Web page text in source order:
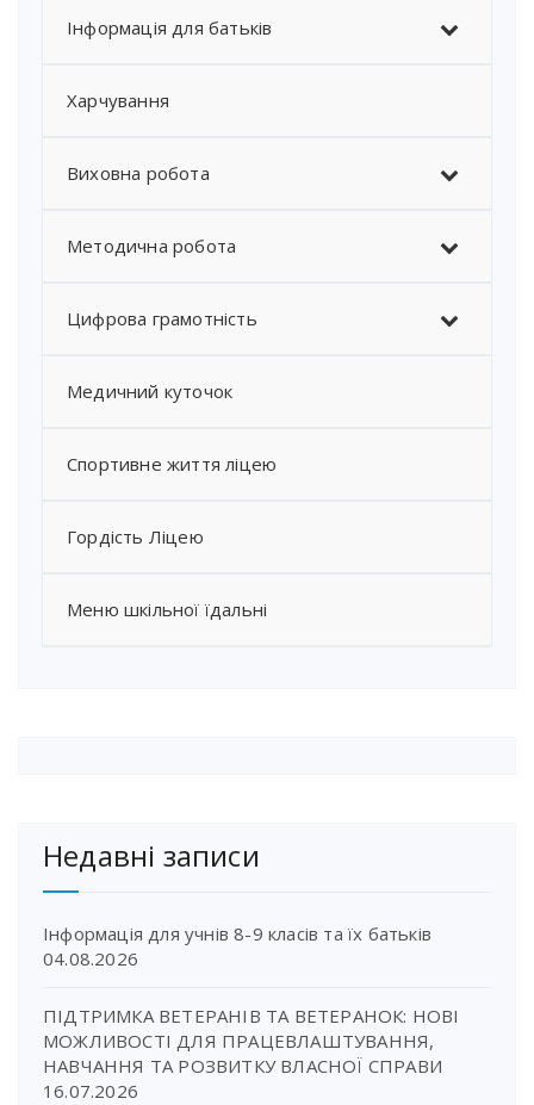
Інформація для батьків
Харчування
Виховна робота
Методична робота
Цифрова грамотність
Медичний куточок
Спортивне життя ліцею
Гордість Ліцею
Меню шкільної їдальні
Недавні записи
Інформація для учнів 8-9 класів та їх батьків
04.08.2026
ПІДТРИМКА ВЕТЕРАНІВ ТА ВЕТЕРАНОК: НОВІ
МОЖЛИВОСТІ ДЛЯ ПРАЦЕВЛАШТУВАННЯ,
НАВЧАННЯ ТА РОЗВИТКУ ВЛАСНОЇ СПРАВИ
16.07.2026